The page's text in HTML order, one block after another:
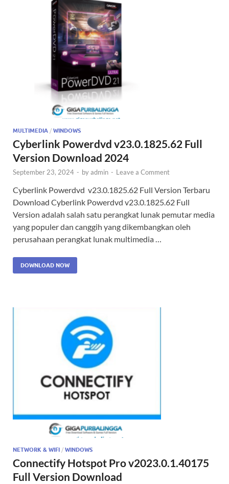
MULTIMEDIA / WINDOWS
Cyberlink Powerdvd v23.0.1825.62 Full
Version Download 2024
September 23, 2024 - byadmin - Leave a Comment
Cyberlink Powerdvd v23.0.1825.62 Full Version Terbaru
Download Cyberlink Powerdvd v23.0.1825.62 Full
Version adalah salah satu perangkat lunak pemutar media
yang populer dan canggih yang dikembangkan oleh
perusahaan perangkat lunak multimedia …
DOWNLOAD NOW
NETWORK & WIFI / WINDOWS
Connectify Hotspot Pro v2023.0.1.40175
Full Version Download